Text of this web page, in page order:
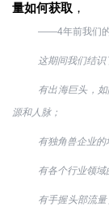
量如何获取 ，
——4年前我们的
这期间我们结识
有出海巨头，
源和人脉；
有独角兽企业的
有各个行业领域
有手握头部流